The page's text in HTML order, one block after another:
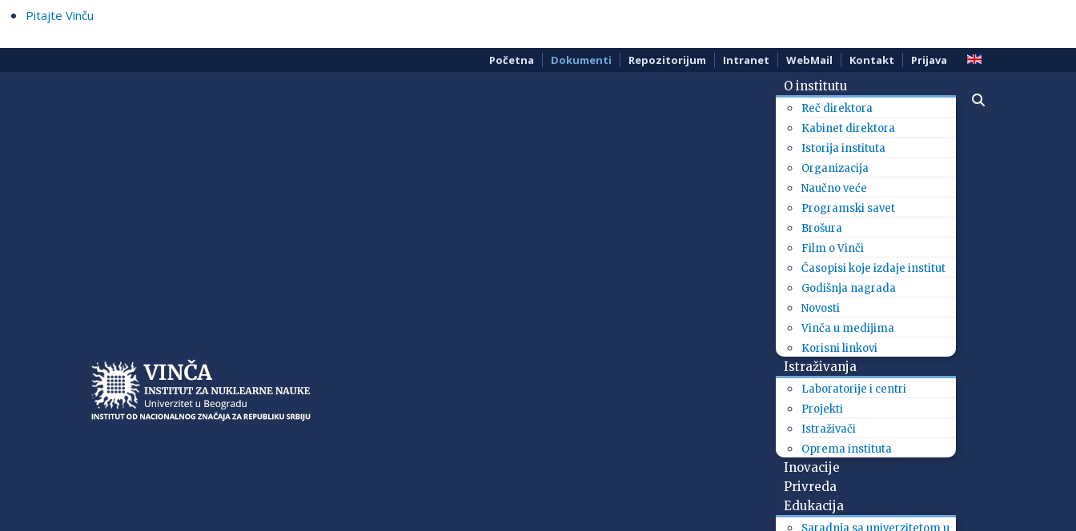
Pitajte Vinču
Početna Dokumenti Repozitorijum Intranet WebMail Kontakt Prijava
O institutu
Reč direktora
Kabinet direktora
Istorija instituta
Organizacija
Naučno veće
Programski savet
Brošura
Film o Vinči
Časopisi koje izdaje institut
Godišnja nagrada
Novosti
Vinča u medijima
Korisni linkovi
Istraživanja
Laboratorije i centri
Projekti
Istraživači
Oprema instituta
Inovacije
Privreda
Edukacija
Saradnja sa univerzitetom u